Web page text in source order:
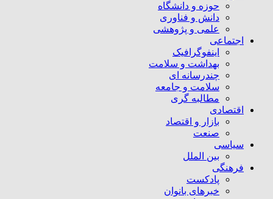
حوزه و دانشگاه
دانش و فناوری
علمی و پژوهشی
اجتماعی
اینفوگرافیک
بهداشت و سلامت
چندرسانه ای
سلامت و جامعه
مطالبه گری
اقتصادی
بازار و اقتصاد
صنعت
سیاسی
بین الملل
فرهنگی
پادکست
خبرهای بانوان